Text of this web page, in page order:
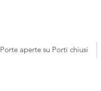
Porte aperte su Porti chiusi